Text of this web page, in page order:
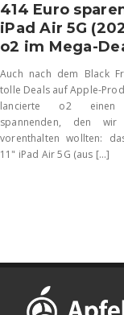
414 Euro
iPad Air 5G
o2 im Mega-
Auch nach dem Black
tolle Deals auf Apple-
lancierte o2 einen
spannenden, den
vorenthalten wollten:
11" iPad Air 5G (aus [...]